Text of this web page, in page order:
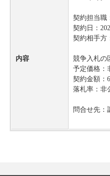
内容
契約担当
契約日：
契約相手方
（法人
競争入札の
予定価格：
契約金額：
落札率：非
問合せ先
（TEL